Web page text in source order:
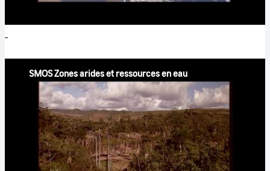
SMOS Zones arides et ressources en eau